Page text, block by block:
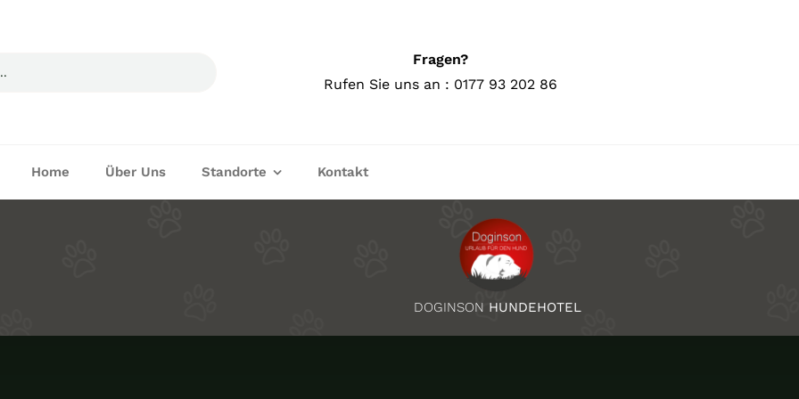
Fragen?
Rufen Sie uns an : 0177 93 202 86
Home Über Uns Standorte Kontakt
DOGINSON HUNDEHOTEL